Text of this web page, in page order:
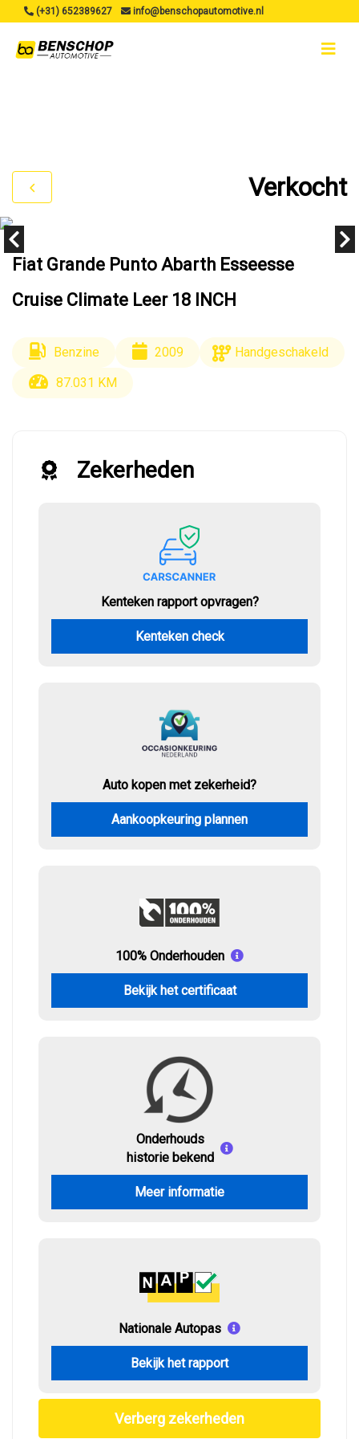
(+31) 652389627 info@benschopautomotive.nl
Verkocht
Fiat Grande Punto Abarth Esseesse
Cruise Climate Leer 18 INCH
Benzine 2009
Handgeschakeld
87.031 KM
Zekerheden
Kenteken rapport opvragen?
Kenteken check
Auto kopen met zekerheid?
Aankoopkeuring plannen
100% Onderhouden
Bekijk het certificaat
Onderhouds
historie bekend
Meer informatie
Nationale Autopas
Bekijk het rapport
Verberg zekerheden